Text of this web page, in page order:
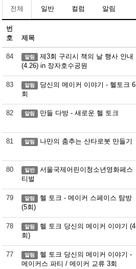
전체 일반 컬럼 알림
번
호
제목
84 알림
제3회 구리시 책의 날 행사 안내
(4.26) in 장자호수공원
83 알림
당신의 메이커 이야기 - 헬토크 6
회
82 알림
만들 다방 - 새로운 헬 토크
81 알림
나만의 춤추는 산타로봇 만들기
80 일반
서울국제어린이청소년영화페스
티벌
79 알림
헬 토크 - 메이커 스페이스 탐방
(5회)
78 알림
헬 토크 당신의 메이커 이야기 (4
회)
77 알림
헬 토크 당신의 메이커 이야기 -
메이커스 파티 / 메이커 교류 3회